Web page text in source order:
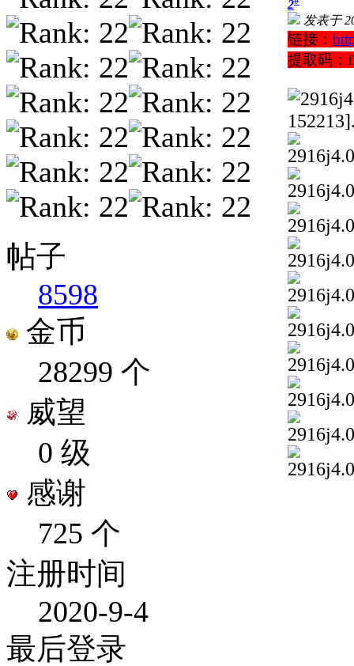
帖子
8598
金币
28299 个
威望
0 级
感谢
725 个
注册时间
2020-9-4
最后登录
2
发表于
链接：
提取码：